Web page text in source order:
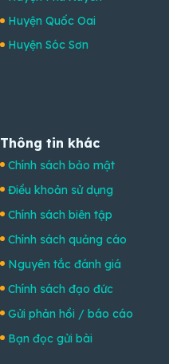
Huyện Quốc Oai
Huyện Sóc Sơn
Thông tin khác
Chính sách bảo mật
Điều khoản sử dụng
Chính sách biên tập
Chính sách quảng cáo
Nguyên tắc đánh giá
Chính sách đạo đức
Gửi phản hồi / báo cáo
Bạn đọc gửi bài